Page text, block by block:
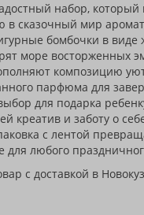
набор, который
сказочный мир
бомбочки в виде
море восторженных
композицию
парфюма для
для подарка
креатив и заботу о
с лентой
для любого
с доставкой в